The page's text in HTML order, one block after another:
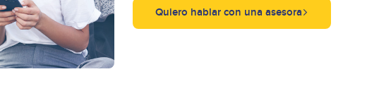
Quiero hablar con una asesora